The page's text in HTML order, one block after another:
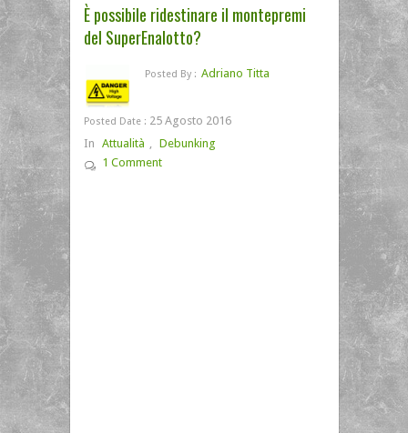
È possibile ridestinare il montepremi
del SuperEnalotto?
Posted By : Adriano Titta
Posted Date : 25 Agosto 2016
In Attualità , Debunking
1 Comment